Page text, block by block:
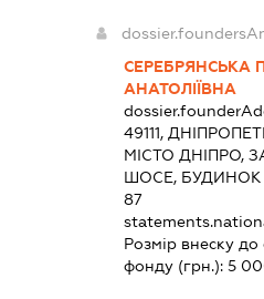
СЕРЕБРЯНСЬКА
АНАТОЛІЇВНА
49111,
МІСТО ДНІПРО,
ШОСЕ, БУДИНОК
87
Розмір внеску до
фонду (грн.): 5